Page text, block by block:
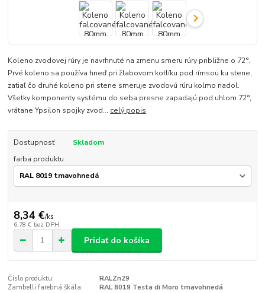
Koleno zvodovej rúry je navrhnuté na zmenu smeru rúry približne o 72°.
Prvé koleno sa používa hneď pri žlabovom kotlíku pod rímsou ku stene,
zatiaľ čo druhé koleno pri stene smeruje zvodovú rúru kolmo nadol.
Všetky komponenty systému do seba presne zapadajú pod uhlom 72°,
vrátane Ypsilon spojky zvod... celý popis
Dostupnosť
Skladom
farba produktu
8,34 €/ks
6,78 € bez DPH
Pridať do košíka
Číslo produktu:
RALZn29
Zambelli farebná škála:
RAL 8019 Testa di Moro tmavohnedá